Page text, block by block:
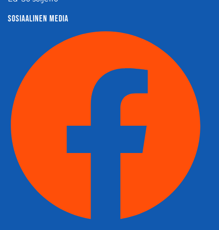
sosiaalinen media